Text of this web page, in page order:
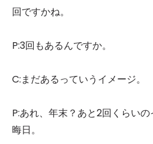
回ですかね。
P:3回もあるんですか。
C:まだあるっていうイメージ。
P:あれ、年末？あと2回くらい
晦日。